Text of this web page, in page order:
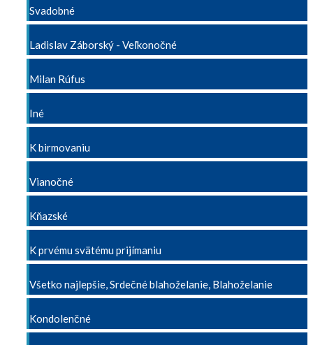
Svadobné
Ladislav Záborský - Veľkonočné
Milan Rúfus
Iné
K birmovaniu
Vianočné
Kňazské
K prvému svätému prijímaniu
Všetko najlepšie, Srdečné blahoželanie, Blahoželanie
Kondolenčné